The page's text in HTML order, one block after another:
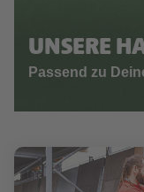
UNSERE
Passend zu